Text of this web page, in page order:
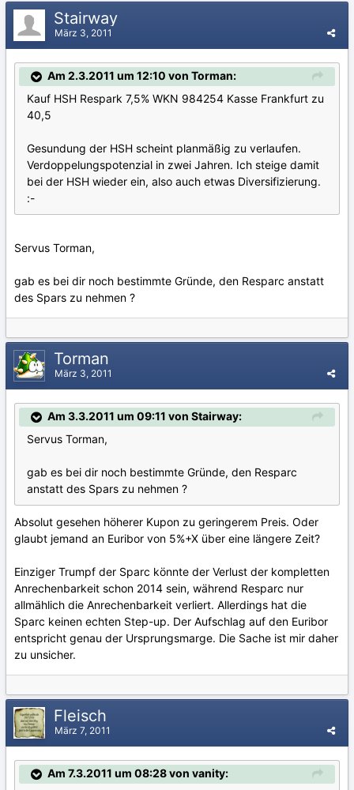
Stairway
März 3, 2011
Am 2.3.2011 um 12:10 von Torman:
Kauf HSH Respark 7,5% WKN 984254 Kasse Frankfurt zu
40,5
Gesundung der HSH scheint planmäßig zu verlaufen.
Verdoppelungspotenzial in zwei Jahren. Ich steige damit
bei der HSH wieder ein, also auch etwas Diversifizierung.
:-
Servus Torman,
gab es bei dir noch bestimmte Gründe, den Resparc anstatt
des Spars zu nehmen ?
Torman
März 3, 2011
Am 3.3.2011 um 09:11 von Stairway:
Servus Torman,
gab es bei dir noch bestimmte Gründe, den Resparc
anstatt des Spars zu nehmen ?
Absolut gesehen höherer Kupon zu geringerem Preis. Oder
glaubt jemand an Euribor von 5%+X über eine längere Zeit?
Einziger Trumpf der Sparc könnte der Verlust der kompletten
Anrechenbarkeit schon 2014 sein, während Resparc nur
allmählich die Anrechenbarkeit verliert. Allerdings hat die
Sparc keinen echten Step-up. Der Aufschlag auf den Euribor
entspricht genau der Ursprungsmarge. Die Sache ist mir daher
zu unsicher.
Fleisch
März 7, 2011
Am 7.3.2011 um 08:28 von vanity: